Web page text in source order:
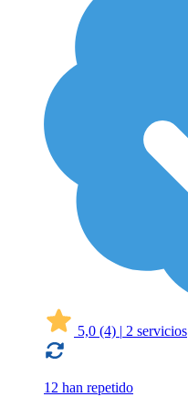
5,0 (4) | 2 servicios
12 han repetido